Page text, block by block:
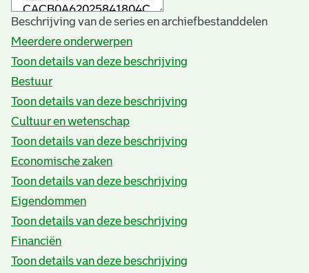
Beschrijving van de series en archiefbestanddelen
Meerdere onderwerpen
Toon details van deze beschrijving
Bestuur
Toon details van deze beschrijving
Cultuur en wetenschap
Toon details van deze beschrijving
Economische zaken
Toon details van deze beschrijving
Eigendommen
Toon details van deze beschrijving
Financiën
Toon details van deze beschrijving